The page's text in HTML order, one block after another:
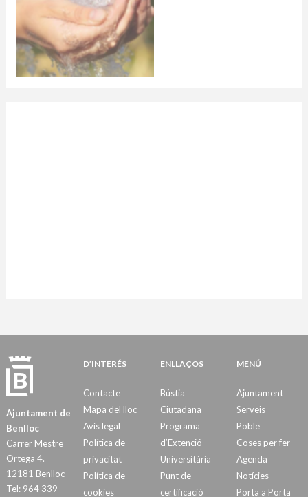
Ajuntament de
Benlloc
Carrer Mestre
Ortega 4.
12181 Benlloc
Tel: 964 339
D’INTERÉS
Contacte
Mapa del lloc
Avís legal
Política de
privacitat
Política de
cookies
ENLLAÇOS
Bústia
Ciutadana
Programa
d’Extenció
Universitària
Punt de
certificació
MENÚ
Ajuntament
Serveis
Poble
Coses per fer
Agenda
Notícies
Porta a Porta